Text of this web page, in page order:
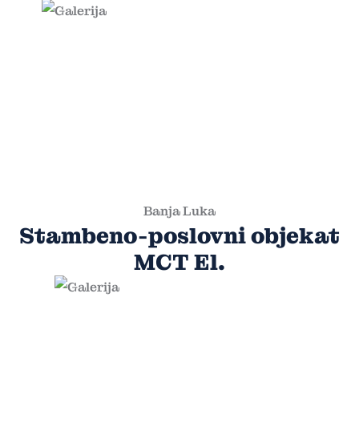
Banja Luka
Stambeno-poslovni objekat
MCT El.